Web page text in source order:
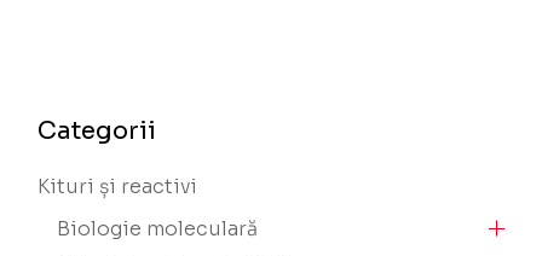
Categorii
Kituri și reactivi
Biologie moleculară